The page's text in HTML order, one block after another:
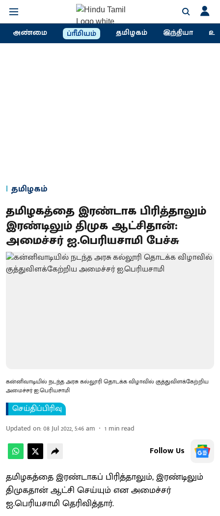
அண்மை ப்ரீமியம் தமிழகம் இந்தியா
தமிழகம்
தமிழகத்தை இரண்டாக பிரித்தாலும்
இரண்டிலும் திமுக ஆட்சிதான்:
அமைச்சர் ஐ.பெரியசாமி பேச்சு
கன்னிவாடியில் நடந்த அரசு கல்லூரி தொடக்க விழாவில் குத்துவிளக்கேற்றிய
அமைச்சர் ஐ.பெரியசாமி
செய்திப்பிரிவு
Updated on:08 Jul 2022, 5:46 am 1 min read
Follow Us
தமிழகத்தை இரண்டாகப் பிரித்தாலும், இரண்டிலும்
திமுகதான் ஆட்சி செய்யும் என அமைச்சர்
ஐ.பெரியசாமி தெரிவித்தார்.